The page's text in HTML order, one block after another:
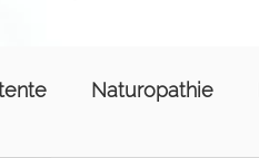
Naturopathie